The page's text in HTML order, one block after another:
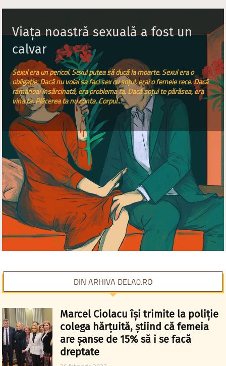
Viața noastră sexuală a fost un
calvar
Sexul era un pericol. Sexul putea să ducă la moarte. Sexul era o
obligație. Dacă nu voiai sa faci sex cu soțul, erai o femeie rece. Dacă
rămâneai însărcinată, era problema ta. Dacă soțul te părăsea, era
vina ta. Plăcerea ta nu conta. Corpul...
DIN ARHIVA DELA0.RO
Marcel Ciolacu își trimite la poliție
colega hărțuită, știind că femeia
are șanse de 15% să i se facă
dreptate